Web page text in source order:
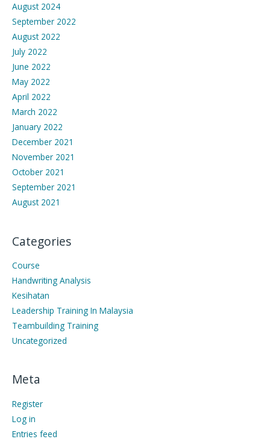
August 2024
September 2022
August 2022
July 2022
June 2022
May 2022
April 2022
March 2022
January 2022
December 2021
November 2021
October 2021
September 2021
August 2021
Categories
Course
Handwriting Analysis
Kesihatan
Leadership Training In Malaysia
Teambuilding Training
Uncategorized
Meta
Register
Log in
Entries feed